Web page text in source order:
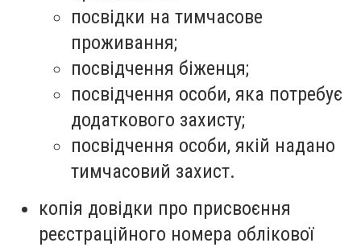
посвідки на тимчасове
проживання;
посвідчення біженця;
посвідчення особи, яка потребує
додаткового захисту;
посвідчення особи, якій надано
тимчасовий захист.
копія довідки про присвоєння
реєстраційного номера облікової